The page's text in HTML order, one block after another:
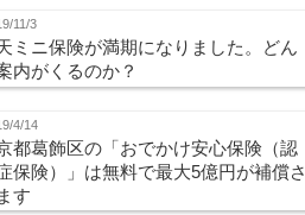
11/3
ミニ保険が満期になりました。どん
内がくるのか？
4/14
都葛飾区の「おでかけ安心保険（認
保険）」は無料で最大5億円が補償さ
す